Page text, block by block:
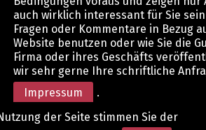
auch wirklich interessant für Sie
Fragen oder Kommentare in Bezug
Website benutzen oder wie Sie die
Firma oder ihres Geschäfts
wir sehr gerne Ihre schriftliche
Impressum
.
der Seite stimmen Sie der